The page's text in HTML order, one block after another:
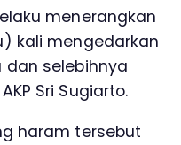
menerangkan
kali mengedarkan
selebihnya
Sri Sugiarto.
haram tersebut